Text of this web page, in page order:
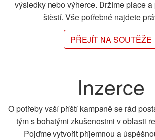
výsledky nebo výherce. Držíme place
štěstí. Vše potřebné najdete
PŘEJÍT NA SOUTĚŽE
Inzerce
O potřeby vaší příští kampaně se rád
tým s bohatými zkušenostmi v oblasti
Pojďme vytvořit příjemnou a